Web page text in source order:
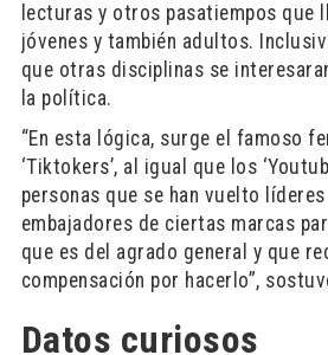
lecturas y otros pasatiempos que
jóvenes y también adultos.
que otras disciplinas se
la política.
“En esta lógica, surge el famoso
‘Tiktokers’, al igual que los
personas que se han vuelto
embajadores de ciertas marcas
que es del agrado general y que
compensación por hacerlo”,
Datos curiosos